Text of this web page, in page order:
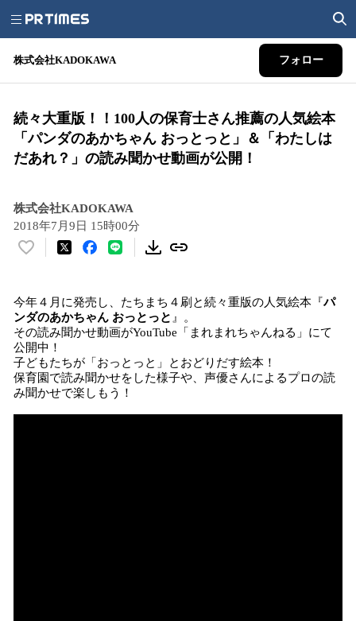
株式会社KADOKAWA フォロー
続々大重版！！100人の保育士さん推薦の人気絵本
「パンダのあかちゃん おっとっと」＆「わたしは
だあれ？」の読み聞かせ動画が公開！
株式会社KADOKAWA
2018年7月9日 15時00分
い
！
数
を
読
み
込
今年４月に発売し、たちまち４刷と続々重版の人気絵本『パ
ンダのあかちゃん おっとっと 』。
その読み聞かせ動画がYouTube「まれまれちゃんねる」にて
公開中！
子どもたちが「おっとっと」とおどりだす絵本！
保育園で読み聞かせをした様子や、声優さんによるプロの読
み聞かせで楽しもう！